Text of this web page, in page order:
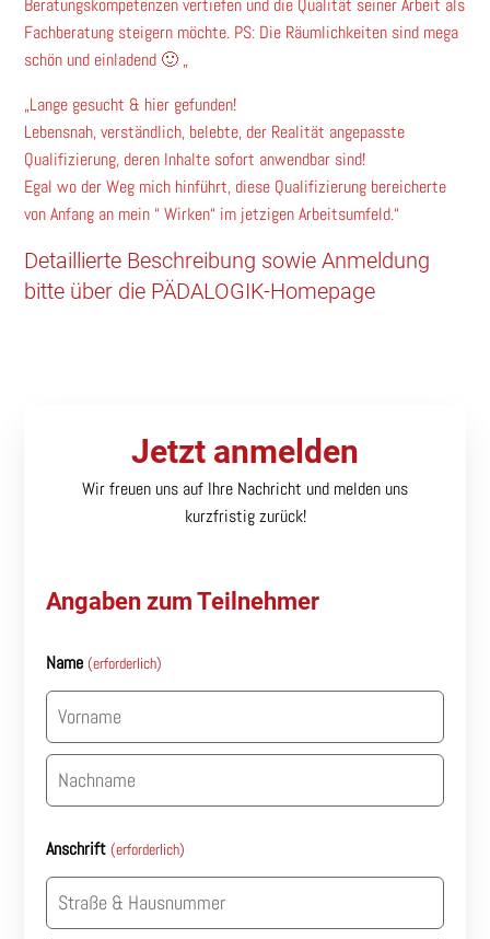
Beratungskompetenzen vertiefen und die Qualität seiner Arbeit als
Fachberatung steigern möchte. PS: Die Räumlichkeiten sind mega
schön und einladend 🙂 „
„Lange gesucht & hier gefunden!
Lebensnah, verständlich, belebte, der Realität angepasste
Qualifizierung, deren Inhalte sofort anwendbar sind!
Egal wo der Weg mich hinführt, diese Qualifizierung bereicherte
von Anfang an mein “ Wirken“ im jetzigen Arbeitsumfeld.“
Detaillierte Beschreibung sowie Anmeldung
bitte über die PÄDALOGIK-Homepage
Jetzt anmelden
Wir freuen uns auf Ihre Nachricht und melden uns
kurzfristig zurück!
Angaben zum Teilnehmer
Name (erforderlich)
Vorname
Anschrift (erforderlich)